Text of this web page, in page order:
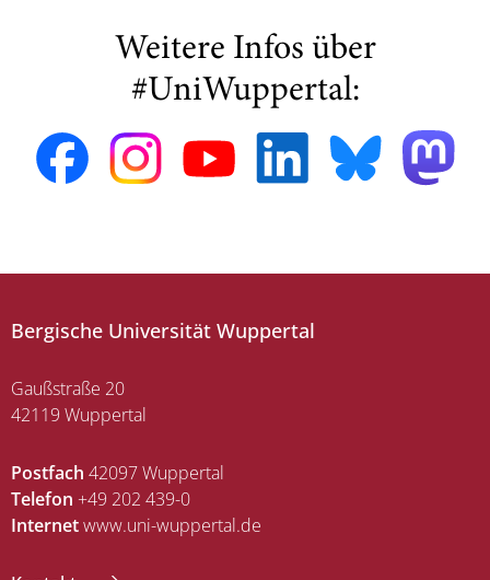
Weitere Infos über
#UniWuppertal:
Bergische Universität Wuppertal
Gaußstraße 20
42119 Wuppertal
Postfach 42097 Wuppertal
Telefon +49 202 439-0
Internetwww.uni-wuppertal.de